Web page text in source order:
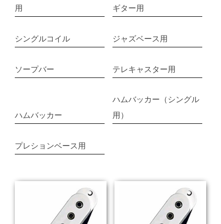
用
ギター用
シングルコイル ジャズベース用
ソープバー テレキャスター用
ハムバッカー
ハムバッカー（シングル
用）
プレションベース用